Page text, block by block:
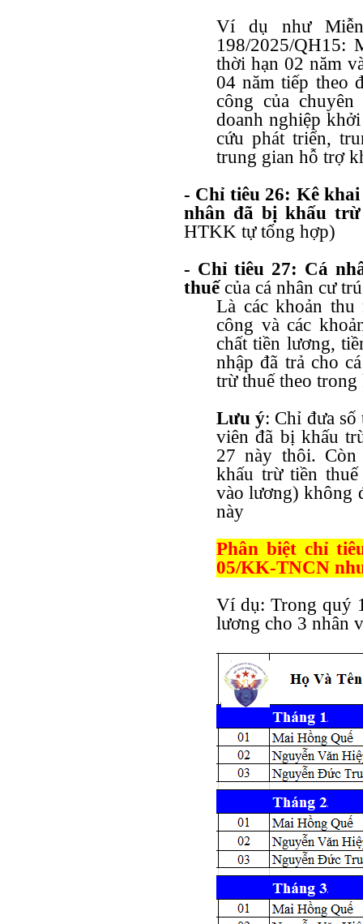
Ví dụ như
198/2025/QH15:
thời hạn 02 năm
04 năm tiếp theo
công của
doanh nghiệp
cứu phát triển,
trung gian hỗ trợ
- Chỉ tiêu 26: Kê khai
nhân đã bị khấu
HTKK tự tổng hợp)
- Chỉ tiêu 27: Cá
thuếcủa cá nhân cư
Là các khoản
công và các
chất tiền lương,
nhập đã trả cho
trừ thuế theo
Lưu ý: Chỉ đưa số
viên đã bị khấu
27 này thôi.
khấu trừ tiền
vào lương) không
này
Phân biệt chỉ
05/KK-TNCN
Ví dụ: Trong quý
lương cho 3 nhân